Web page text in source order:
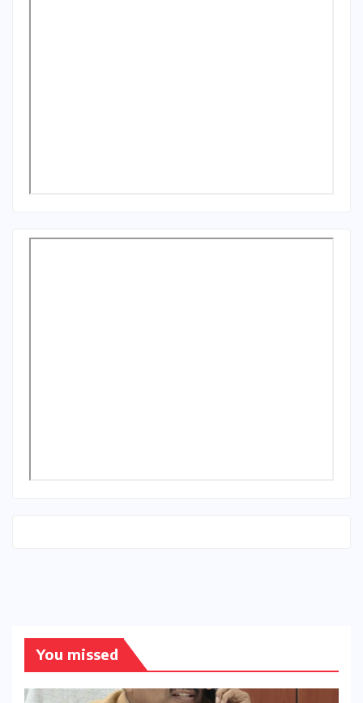
You missed